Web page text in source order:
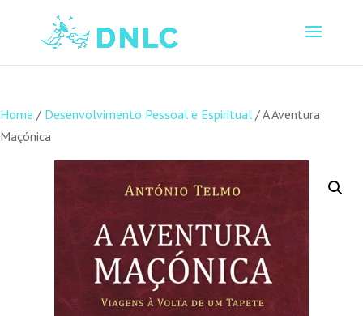
Home / Desenvolvimento Pessoal e Espiritual / A Aventura
Maçónica